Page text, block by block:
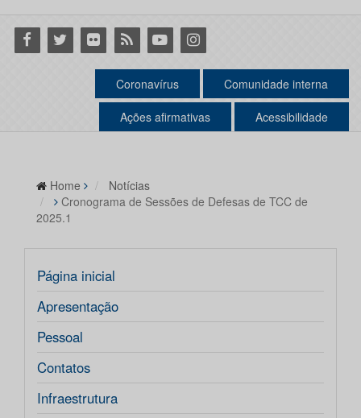
Facebook
Twitter Flickr RSS YoutubeInstagram
Coronavírus Comunidade interna
Ações afirmativas Acessibilidade
Home
Notícias
Cronograma de Sessões de Defesas de TCC de
2025.1
Página inicial
Apresentação
Pessoal
Contatos
Infraestrutura